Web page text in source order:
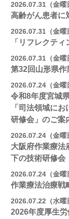
2026.07.31（金曜
高齢がん患者に
2026.07.31（金曜
「リフレクテ
2026.07.31（金曜
第32回山形県作
2026.07.24（金曜
令和8年度宮城
「司法領域に
研修会」のご案
2026.07.24（金曜
大阪府作業療
下の技術研修会
2026.07.24（金曜
作業療法治療戦
2026.07.22（水曜
2026年度厚生